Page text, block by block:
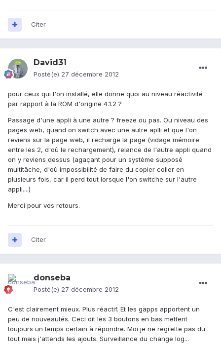
Citer
David31
Posté(e) 27 décembre 2012
pour ceux qui l'on installé, elle donne quoi au niveau réactivité
par rapport à la ROM d'origine 4.1.2 ?
Passage d'une appli à une autre ? freeze ou pas. Ou niveau des
pages web, quand on switch avec une autre aplli et que l'on
reviens sur la page web, il recharge la page (vidage mémoire
entre les 2, d'où le rechargement), relance de l'autre appli quand
on y reviens dessus (agaçant pour un système supposé
multitâche, d'où impossibilité de faire du copier coller en
plusieurs fois, car il perd tout lorsque l'on switche sur l'autre
appli....)
Merci pour vos retours.
Citer
donseba
Posté(e) 27 décembre 2012
C'est clairement mieux. Plus réactif. Et les gapps apportent un
peu de nouveautés. Ceci dit les 3 boutons en bas mettent
toujours un temps certain à répondre. Moi je ne regrette pas du
tout mais j'attends les ajouts. Surveillance du change log...